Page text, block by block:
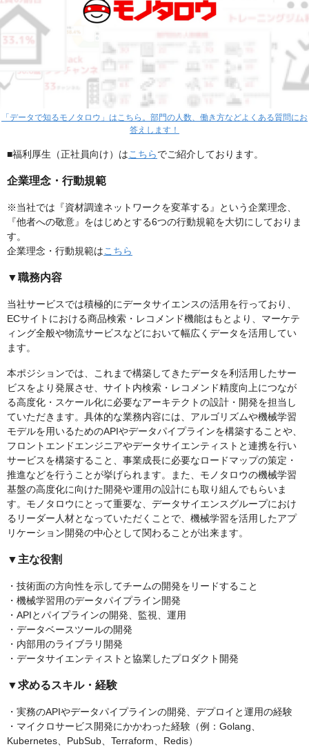
「データで知るモノタロウ」はこちら。部門の人数、働き方などよくある質問にお
答えします！
■福利厚生（正社員向け）はこちらでご紹介しております。
企業理念・行動規範
※当社では『資材調達ネットワークを変革する』という企業理念、
『他者への敬意』をはじめとする6つの行動規範を大切にしておりま
す。
企業理念・行動規範はこちら
▼職務内容
当社サービスでは積極的にデータサイエンスの活用を行っており、
ECサイトにおける商品検索・レコメンド機能はもとより、マーケテ
ィング全般や物流サービスなどにおいて幅広くデータを活用してい
ます。
本ポジションでは、これまで構築してきたデータを利活用したサー
ビスをより発展させ、サイト内検索・レコメンド精度向上につなが
る高度化・スケール化に必要なアーキテクトの設計・開発を担当し
ていただきます。具体的な業務内容には、アルゴリズムや機械学習
モデルを用いるためのAPIやデータパイプラインを構築することや、
フロントエンドエンジニアやデータサイエンティストと連携を行い
サービスを構築すること、事業成長に必要なロードマップの策定・
推進などを行うことが挙げられます。また、モノタロウの機械学習
基盤の高度化に向けた開発や運用の設計にも取り組んでもらいま
す。モノタロウにとって重要な、データサイエンスグループにおけ
るリーダー人材となっていただくことで、機械学習を活用したアプ
リケーション開発の中心として関わることが出来ます。
▼主な役割
・技術面の方向性を示してチームの開発をリードすること
・機械学習用のデータパイプライン開発
・APIとパイプラインの開発、監視、運用
・データベースツールの開発
・内部用のライブラリ開発
・データサイエンティストと協業したプロダクト開発
▼求めるスキル・経験
・実務のAPIやデータパイプラインの開発、デプロイと運用の経験
・マイクロサービス開発にかかわった経験（例：Golang、
Kubernetes、PubSub、Terraform、Redis）